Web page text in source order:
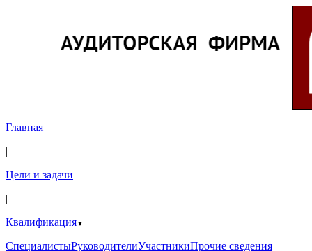
Главная
|
Цели и задачи
|
Квалификация▼
СпециалистыРуководителиУчастникиПрочие сведения